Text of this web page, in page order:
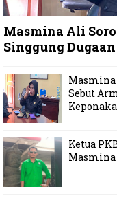
Masmina Ali
Singgung
Masmina
Sebut
Ketua
Masmina